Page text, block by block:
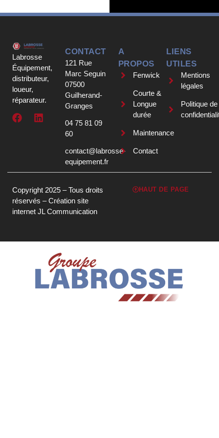
Labrosse
Équipement,
distributeur,
loueur,
réparateur.
CONTACT
121 Rue
Marc Seguin
07500
Guilherand-
Granges
04 75 81 09
60
contact@labrosse-
equipement.fr
A
PROPOS
Fenwick
Courte &
Longue
durée
Maintenance
Contact
LIENS
UTILES
Mentions
légales
Politique de
Copyright 2025 – Tous droits
réservés –Création site
internet JL Communication
HAUT DE PAGE